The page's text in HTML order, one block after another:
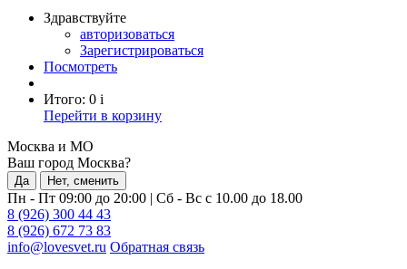
Здравствуйте
авторизоваться
Зарегистрироваться
Посмотреть
Итого: 0 i
Перейти в корзину
Москва и МО
Ваш город Москва?
Да Нет, сменить
Пн - Пт 09:00 до 20:00 | Сб - Вс с 10.00 до 18.00
8 (926) 300 44 43
8 (926) 672 73 83
info@lovesvet.ru Обратная связь